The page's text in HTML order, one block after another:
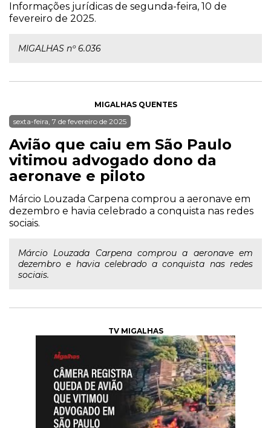
Informações jurídicas de segunda-feira, 10 de
fevereiro de 2025.
MIGALHAS nº 6.036
MIGALHAS QUENTES
sexta-feira, 7 de fevereiro de 2025
Avião que caiu em São Paulo
vitimou advogado dono da
aeronave e piloto
Márcio Louzada Carpena comprou a aeronave em
dezembro e havia celebrado a conquista nas redes
sociais.
Márcio Louzada Carpena comprou a aeronave em
dezembro e havia celebrado a conquista nas redes
sociais.
TV MIGALHAS